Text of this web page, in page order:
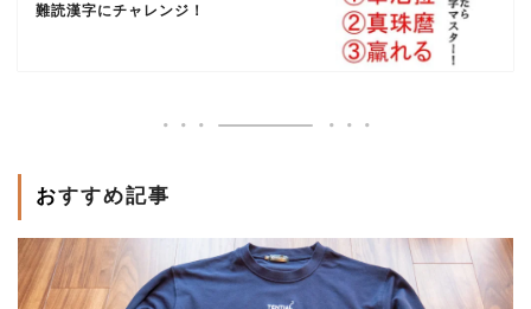
難読漢字にチャレンジ！
おすすめ記事